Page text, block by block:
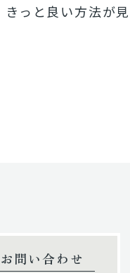
っと良い方法が見
問い合わせ